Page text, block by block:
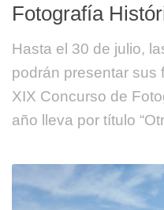
Fotografía
Hasta el 30 de julio,
podrán presentar sus
XIX Concurso de
año lleva por título